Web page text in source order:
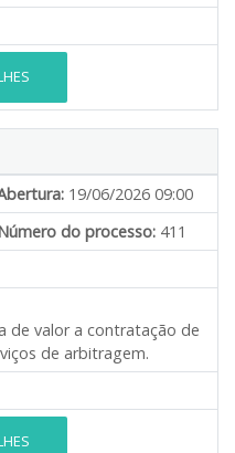
19/06/2026 09:00
do processo: 411
de valor a contratação de
de arbitragem.